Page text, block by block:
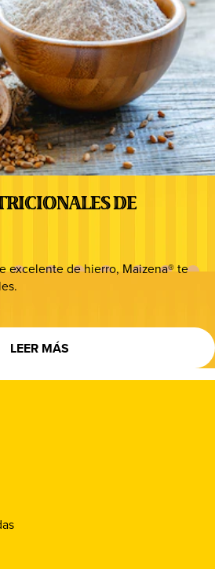
DE
excelente de hierro, Maizena® te
LEER MÁS